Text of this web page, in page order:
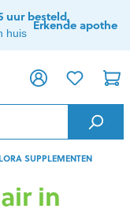
uur besteld,
huis
Erkende apotheek
SUPPLEMENTEN
in